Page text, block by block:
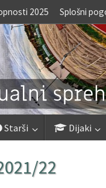
2025 Splošni
Starši Dijaki
22